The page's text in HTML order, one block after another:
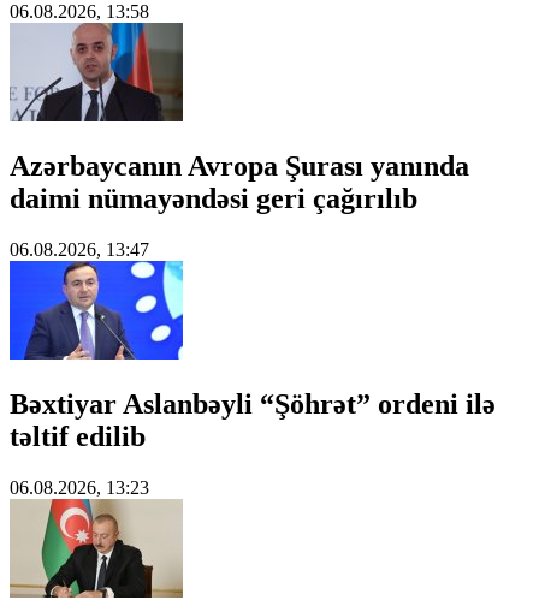
06.08.2026, 13:58
Azərbaycanın Avropa Şurası yanında
daimi nümayəndəsi geri çağırılıb
06.08.2026, 13:47
Bəxtiyar Aslanbəyli “Şöhrət” ordeni ilə
təltif edilib
06.08.2026, 13:23